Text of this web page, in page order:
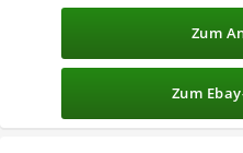
Zum
Zum